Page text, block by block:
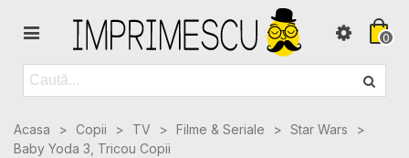
0
Acasa > Copii > TV > Filme & Seriale > Star Wars
>
Baby Yoda 3, Tricou Copii